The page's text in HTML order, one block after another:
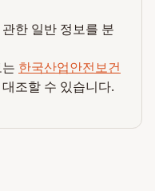
한 일반 정보를 분
한국산업안전보건
조할 수 있습니다.